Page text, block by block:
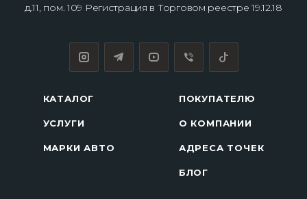
д.11, пом. 109 Регистрация в Торговом реестре 19.12.18
КАТАЛОГ
УСЛУГИ
МАРКИ АВТО
ПОКУПАТЕЛЮ
О КОМПАНИИ
АДРЕСА ТОЧЕК
БЛОГ